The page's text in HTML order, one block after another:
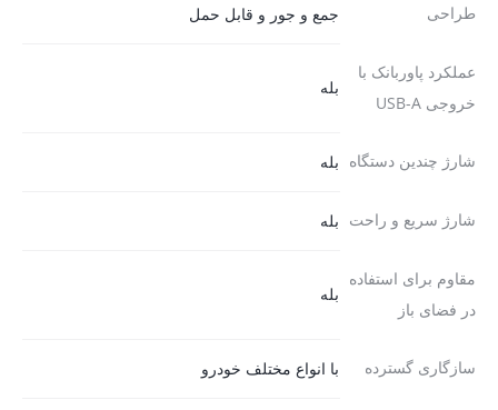
طراحی جمع و جور و قابل حمل
عملکرد پاوربانک با
خروجی USB-A
بله
شارژ چندین دستگاه بله
شارژ سریع و راحت بله
مقاوم برای استفاده
در فضای باز
بله
سازگاری گسترده با انواع مختلف خودرو